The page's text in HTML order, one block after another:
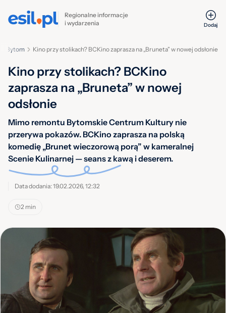
Regionalne informacje
i wydarzenia
Dodaj
Kino przy stolikach? BCKino zaprasza na „Bruneta” w nowej odsłonie
Bytom
Kino przy stolikach? BCKino
zaprasza na „Bruneta” w nowej
odsłonie
Mimo remontu Bytomskie Centrum Kultury nie
przerywa pokazów. BCKino zaprasza na polską
komedię „Brunet wieczorową porą” w kameralnej
Scenie Kulinarnej — seans z kawą i deserem.
Data dodania: 19.02.2026, 12:32
2 min